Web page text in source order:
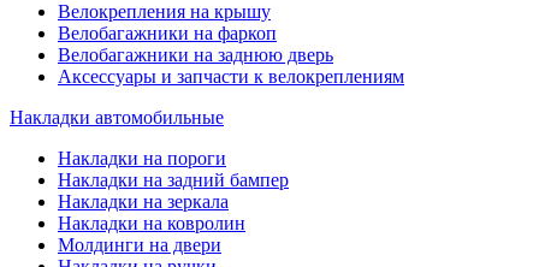
Велокрепления на крышу
Велобагажники на фаркоп
Велобагажники на заднюю дверь
Аксессуары и запчасти к велокреплениям
Накладки автомобильные
Накладки на пороги
Накладки на задний бампер
Накладки на зеркала
Накладки на ковролин
Молдинги на двери